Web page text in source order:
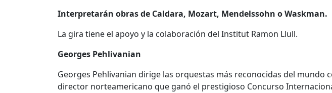
Interpretarán obras de Caldara, Mozart, Mendelssohn o Waskman.
La gira tiene el apoyo y la colaboración del Institut Ramon Llull.
Georges Pehlivanian
Georges Pehlivanian dirige las orquestas más reconocidas del mundo
director norteamericano que ganó el prestigioso Concurso